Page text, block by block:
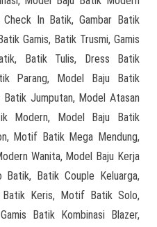
In Batik, Gambar Batik
Gamis, Batik Trusmi, Gamis
Batik Tulis, Dress Batik
Parang, Model Baju Batik
Jumputan, Model Atasan
Modern, Model Baju Batik
Motif Batik Mega Mendung,
Wanita, Model Baju Kerja
Batik Couple Keluarga,
Keris, Motif Batik Solo,
Batik Kombinasi Blazer,